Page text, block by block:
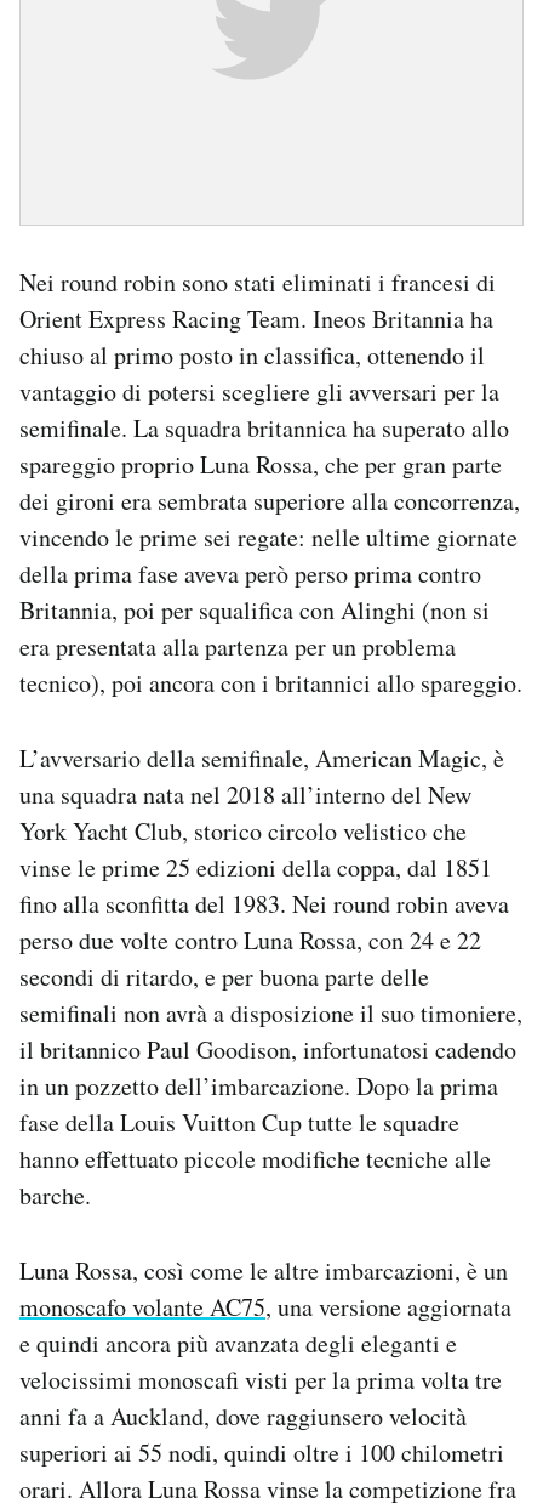
Nei round robin sono stati eliminati i francesi di
Orient Express Racing Team. Ineos Britannia ha
chiuso al primo posto in classifica, ottenendo il
vantaggio di potersi scegliere gli avversari per la
semifinale. La squadra britannica ha superato allo
spareggio proprio Luna Rossa, che per gran parte
dei gironi era sembrata superiore alla concorrenza,
vincendo le prime sei regate: nelle ultime giornate
della prima fase aveva però perso prima contro
Britannia, poi per squalifica con Alinghi (non si
era presentata alla partenza per un problema
tecnico), poi ancora con i britannici allo spareggio.
L’avversario della semifinale, American Magic, è
una squadra nata nel 2018 all’interno del New
York Yacht Club, storico circolo velistico che
vinse le prime 25 edizioni della coppa, dal 1851
fino alla sconfitta del 1983. Nei round robin aveva
perso due volte contro Luna Rossa, con 24 e 22
secondi di ritardo, e per buona parte delle
semifinali non avrà a disposizione il suo timoniere,
il britannico Paul Goodison, infortunatosi cadendo
in un pozzetto dell’imbarcazione. Dopo la prima
fase della Louis Vuitton Cup tutte le squadre
hanno effettuato piccole modifiche tecniche alle
barche.
Luna Rossa, così come le altre imbarcazioni, è un
monoscafo volante AC75, una versione aggiornata
e quindi ancora più avanzata degli eleganti e
velocissimi monoscafi visti per la prima volta tre
anni fa a Auckland, dove raggiunsero velocità
superiori ai 55 nodi, quindi oltre i 100 chilometri
orari. Allora Luna Rossa vinse la competizione fra